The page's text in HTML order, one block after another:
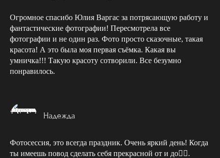
Огромное спасибо Юлия Варгас за потрясающую работу и
фантастические фотографии! Пересмотрела все
фотографии и не один раз. Фото просто сказочные, такая
красота! А это была моя первая съёмка. Какая вы
умничка!!! Такую красоту сотворили. Все безумно
понравилось.
Надежда
Фотосессия, это всегда праздник. Очень яркий день! Когда
ты имеешь повод сделать себя прекрасной от и до👍🏻.